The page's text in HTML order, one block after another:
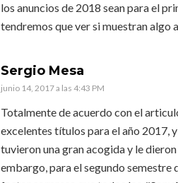
los anuncios de 2018 sean para el
tendremos que ver si muestran algo
Sergio Mesa
junio 14, 2017 a las 4:43 PM
Totalmente de acuerdo con el
excelentes títulos para el año 2017,
tuvieron una gran acogida y le
embargo, para el segundo semestre